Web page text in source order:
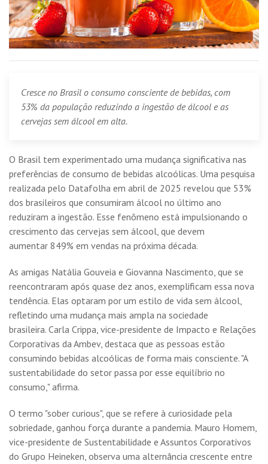
Cresce no Brasil o consumo consciente de bebidas, com
53% da população reduzindo a ingestão de álcool e as
cervejas sem álcool em alta.
O Brasil tem experimentado uma mudança significativa nas
preferências de consumo de bebidas alcoólicas. Uma pesquisa
realizada pelo Datafolha em abril de 2025 revelou que 53%
dos brasileiros que consumiram álcool no último ano
reduziram a ingestão. Esse fenômeno está impulsionando o
crescimento das cervejas sem álcool, que devem
aumentar 849% em vendas na próxima década.
As amigas Natália Gouveia e Giovanna Nascimento, que se
reencontraram após quase dez anos, exemplificam essa nova
tendência. Elas optaram por um estilo de vida sem álcool,
refletindo uma mudança mais ampla na sociedade
brasileira. Carla Crippa, vice-presidente de Impacto e Relações
Corporativas da Ambev, destaca que as pessoas estão
consumindo bebidas alcoólicas de forma mais consciente. "A
sustentabilidade do setor passa por esse equilíbrio no
consumo," afirma.
O termo "sober curious", que se refere à curiosidade pela
sobriedade, ganhou força durante a pandemia. Mauro Homem,
vice-presidente de Sustentabilidade e Assuntos Corporativos
do Grupo Heineken, observa uma alternância crescente entre